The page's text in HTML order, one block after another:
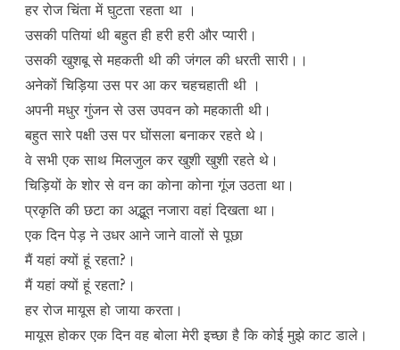
हर रोज चिंता में घुटता रहता था ।
उसकी पतियां थी बहुत ही हरी हरी और प्यारी।
उसकी खुशबू से महकती थी की जंगल की धरती सारी।।
अनेकों चिड़िया उस पर आ कर चहचहाती थी ।
अपनी मधुर गुंजन से उस उपवन को महकाती थी।
बहुत सारे पक्षी उस पर घोंसला बनाकर रहते थे।
वे सभी एक साथ मिलजुल कर खुशी खुशी रहते थे।
चिड़ियों के शोर से वन का कोना कोना गूंज उठता था।
प्रकृति की छटा का अद्भूत नजारा वहां दिखता था।
एक दिन पेड़ ने उधर आने जाने वालों से पूछा
मैं यहां क्यों हूं रहता?।
मैं यहां क्यों हूं रहता?।
हर रोज मायूस हो जाया करता।
मायूस होकर एक दिन वह बोला मेरी इच्छा है कि कोई मुझे काट डाले।